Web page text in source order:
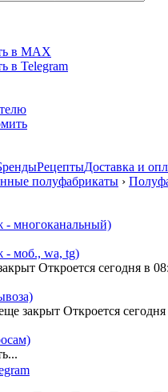
в MAX
в Telegram
РецептыДоставка и
полуфабрикаты ›
- многоканальный)
- моб., wa, tg)
Откроется сегодня в
закрыт Откроется